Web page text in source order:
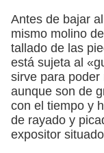
Antes de bajar
mismo molino
tallado de las
está sujeta al
sirve para poder
aunque son de
con el tiempo y
de rayado y
expositor